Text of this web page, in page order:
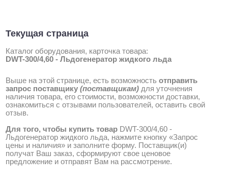
Текущая страница
Каталог оборудования, карточка товара:
DWT-300/4,60 - Льдогенератор жидкого льда
Выше на этой странице, есть возможность отправить
запрос поставщику (поставщикам) для уточнения
наличия товара, его стоимости, возможности доставки,
ознакомиться с отзывами пользователей, оставить свой
отзыв.
Для того, чтобы купить товар DWT-300/4,60 -
Льдогенератор жидкого льда, нажмите кнопку «Запрос
цены и наличия» и заполните форму. Поставщик(и)
получат Ваш заказ, сформируют свое ценовое
предложение и отправят Вам на рассмотрение.